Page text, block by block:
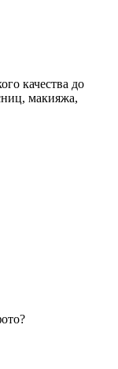
качества до
макияжа,